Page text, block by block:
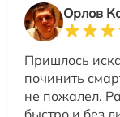
Орлов
Пришлось
починить
не пожалел.